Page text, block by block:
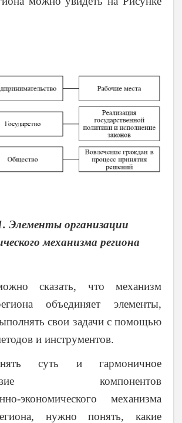
Элементы организации
механизма региона
сказать, что механизм
объединяет элементы,
свои задачи с помощью
и инструментов.
суть и гармоничное
компонентов
экономического механизма
нужно понять, какие